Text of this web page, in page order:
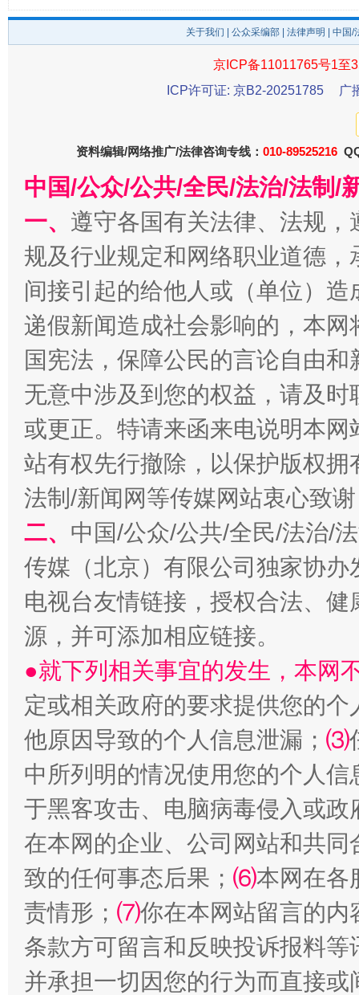
事关残疾人未来5年
规模最大的光氢储一体化项目 走
如何以同查同治破解风腐交织难题 养老服
关于我们 公众采编部 法律声明 | 中国
京ICP备11011765号1至
ICP许可证: 京B2-20251785
广
资料编辑/网络推广/法律咨询专线： 010-89525216
中国/公众/公共/全民/法治/法制/
一、 遵守各国有关法律、法规
规及行业规定和网络职业道德
间接引起的给他人或（单位）
递假新闻造成社会影响的，本
国宪法，保障公民的言论自由
无意中涉及到您的权益，请及
或更正。特请来函来电说明本
站有权先行撤除，以保护版权
法制/新闻网等传媒网站衷心致
二、 中国/公众/公共/全民/法治/
传媒（北京）有限公司独家协
电视台友情链接，授权合法、
源，并可添加相应链接。
●就下列相关事宜的发生，本网
定或相关政府的要求提供您的个
他原因导致的个人信息泄漏； ⑶
中所列明的情况使用您的个人
于黑客攻击、电脑病毒侵入或
在本网的企业、公司网站和共
致的任何事态后果； ⑹本网在各
责情形； ⑺你在本网站留言的内
条款方可留言和反映投诉报料
并承担一切因您的行为而直接